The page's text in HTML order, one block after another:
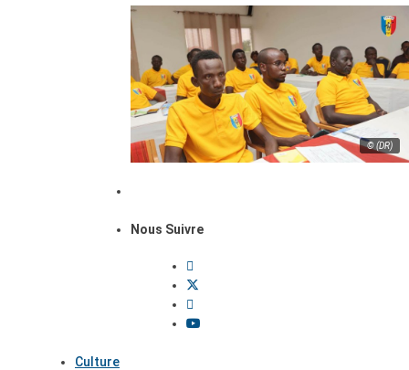
© (DR)
Nous Suivre
Culture